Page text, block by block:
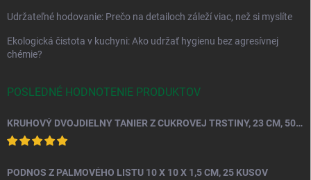
Udržateľné hodovanie: Prečo na detailoch záleží viac, než si myslíte
Ekologická čistota v kuchyni: Ako udržať hygienu bez agresívnej
chémie?
POSLEDNÉ HODNOTENIE PRODUKTOV
KRUHOVÝ DVOJDIELNY TANIER Z CUKROVEJ TRSTINY, 23 CM, 50 KS.
PODNOS Z PALMOVÉHO LISTU 10 X 10 X 1,5 CM, 25 KUSOV